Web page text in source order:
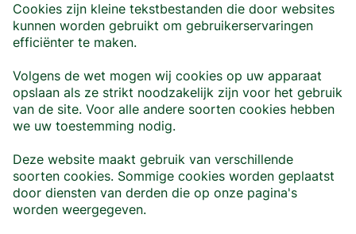
Cookies zijn kleine tekstbestanden die door websites
kunnen worden gebruikt om gebruikerservaringen
efficiënter te maken.
Volgens de wet mogen wij cookies op uw apparaat
opslaan als ze strikt noodzakelijk zijn voor het gebruik
van de site. Voor alle andere soorten cookies hebben
we uw toestemming nodig.
Deze website maakt gebruik van verschillende
soorten cookies. Sommige cookies worden geplaatst
door diensten van derden die op onze pagina's
worden weergegeven.